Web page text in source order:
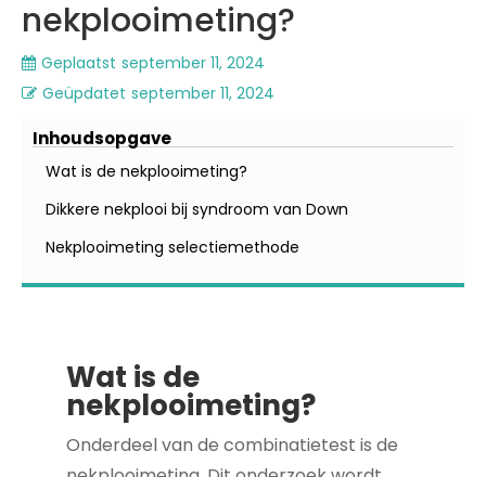
nekplooimeting?
Geplaatst september 11, 2024
Geüpdatet september 11, 2024
Inhoudsopgave
Wat is de nekplooimeting?
Dikkere nekplooi bij syndroom van Down
Nekplooimeting selectiemethode
Wat is de
nekplooimeting?
Onderdeel van de combinatietest is de